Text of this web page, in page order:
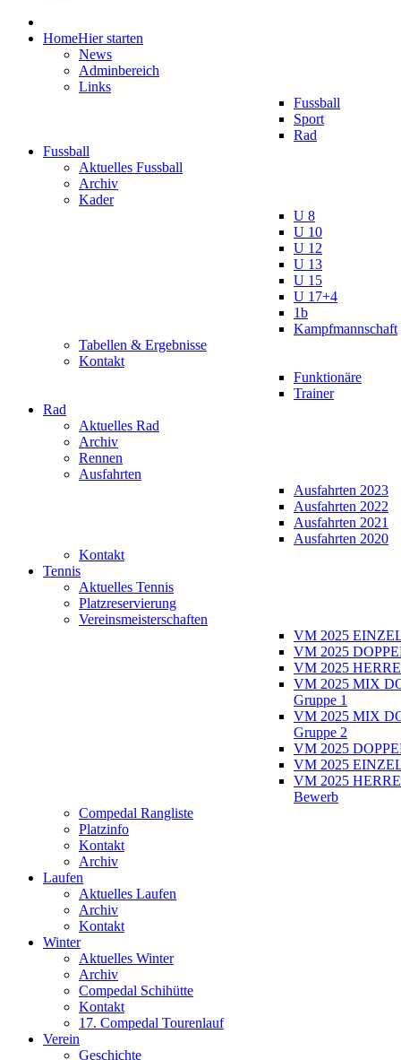
HomeHier starten
News
Adminbereich
Links
Fussball
Sport
Rad
Fussball
Aktuelles Fussball
Archiv
Kader
U 8
U 10
U 12
U 13
U 15
U 17+4
1b
Kampfmannschaft
Tabellen & Ergebnisse
Kontakt
Funktionäre
Trainer
Rad
Aktuelles Rad
Archiv
Rennen
Ausfahrten
Ausfahrten 2023
Ausfahrten 2022
Ausfahrten 2021
Ausfahrten 2020
Kontakt
Tennis
Aktuelles Tennis
Platzreservierung
Vereinsmeisterschaften
VM 2025
VM 2025
VM 2025
VM 2025 MIX
Gruppe 1
VM 2025 MIX
Gruppe 2
VM 2025
VM 2025
VM 2025
Bewerb
Compedal Rangliste
Platzinfo
Kontakt
Archiv
Laufen
Aktuelles Laufen
Archiv
Kontakt
Winter
Aktuelles Winter
Archiv
Compedal Schihütte
Kontakt
17. Compedal Tourenlauf
Verein
Geschichte